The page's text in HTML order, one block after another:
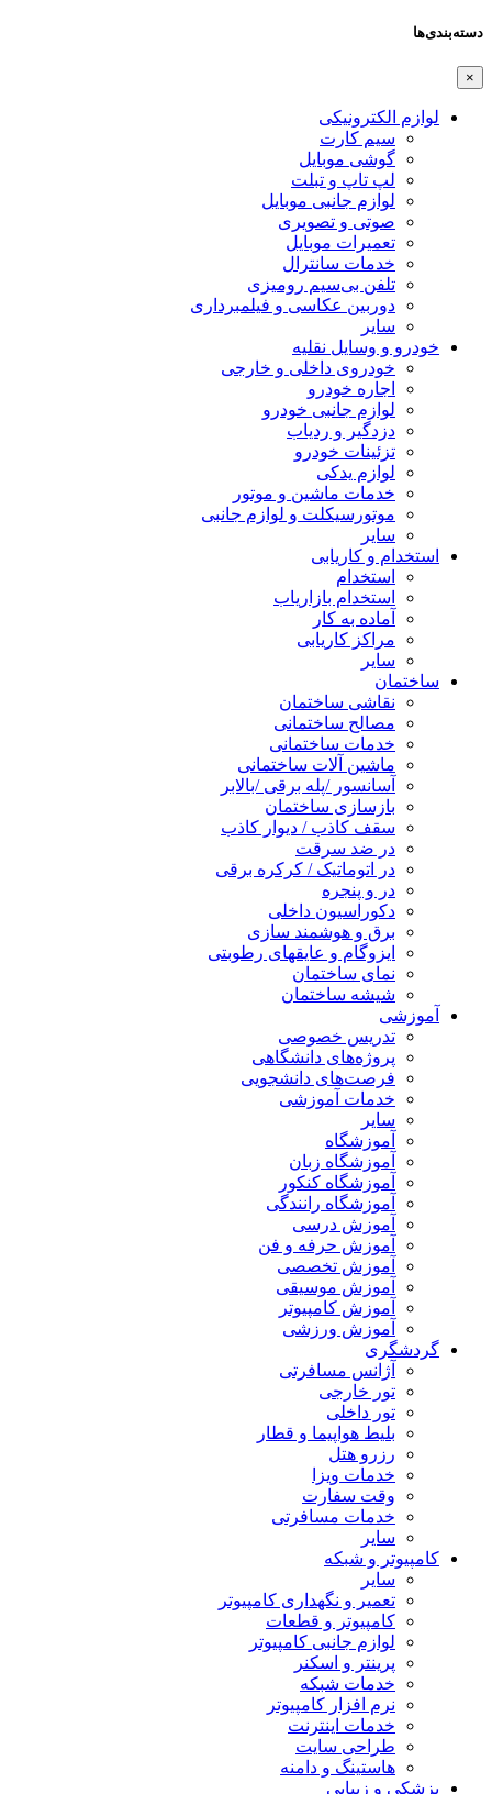
دسته‌بندی‌ها
×
لوازم الکترونیکی
سیم کارت
گوشی موبایل
لپ تاپ و تبلت
لوازم جانبی موبایل
صوتی و تصویری
تعمیرات موبایل
خدمات سانترال
تلفن بی‌سیم رومیزی
دوربین عکاسی و فیلمبرداری
سایر
خودرو و وسایل نقلیه
خودروی داخلی و خارجی
اجاره خودرو
لوازم جانبی خودرو
دزدگیر و ردیاب
تزئینات خودرو
لوازم یدکی
خدمات ماشین و موتور
موتورسیکلت و لوازم جانبی
سایر
استخدام و کاریابی
استخدام
استخدام بازاریاب
آماده به کار
مراکز کاریابی
سایر
ساختمان
نقاشی ساختمان
مصالح ساختمانی
خدمات ساختمانی
ماشین آلات ساختمانی
آسانسور /پله برقی /بالابر
بازسازی ساختمان
سقف کاذب / دیوار کاذب
در ضد سرقت
در اتوماتیک / کرکره برقی
در و پنجره
دکوراسیون داخلی
برق و هوشمند سازی
ایزوگام و عایقهای رطوبتی
نمای ساختمان
شیشه ساختمان
آموزشی
تدریس خصوصی
پروژه‌های دانشگاهی
فرصت‌های دانشجویی
خدمات آموزشی
سایر
آموزشگاه
آموزشگاه زبان
آموزشگاه کنکور
آموزشگاه رانندگی
آموزش درسی
آموزش حرفه و فن
آموزش تخصصی
آموزش موسیقی
آموزش کامپیوتر
آموزش ورزشی
گردشگری
آژانس مسافرتی
تور خارجی
تور داخلی
بلیط هواپیما و قطار
رزرو هتل
خدمات ویزا
وقت سفارت
خدمات مسافرتی
سایر
کامپیوتر و شبکه
سایر
تعمیر و نگهداری کامپیوتر
کامپیوتر و قطعات
لوازم جانبی کامپیوتر
پرینتر و اسکنر
خدمات شبکه
نرم افزار کامپیوتر
خدمات اینترنت
طراحی سایت
هاستینگ و دامنه
پزشکی و زیبایی